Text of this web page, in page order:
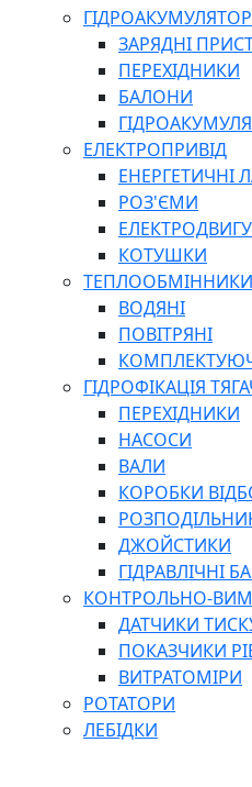
ЗАРЯДНІ
ПЕРЕХІДНИКИ
БАЛОНИ
ЕЛЕКТРОПРИВІД
ЕНЕРГЕТИЧНІ
РОЗ'ЄМИ
КОТУШКИ
ТЕПЛООБМІННИКИ
ВОДЯНІ
ПОВІТРЯНІ
ГІДРОФІКАЦІЯ
ПЕРЕХІДНИКИ
НАСОСИ
ВАЛИ
КОРОБКИ
ДЖОЙСТИКИ
ГІДРАВЛІЧНІ
КОНТРОЛЬНО-
ДАТЧИКИ
ПОКАЗЧИКИ
ВИТРАТОМІРИ
РОТАТОРИ
ЛЕБІДКИ